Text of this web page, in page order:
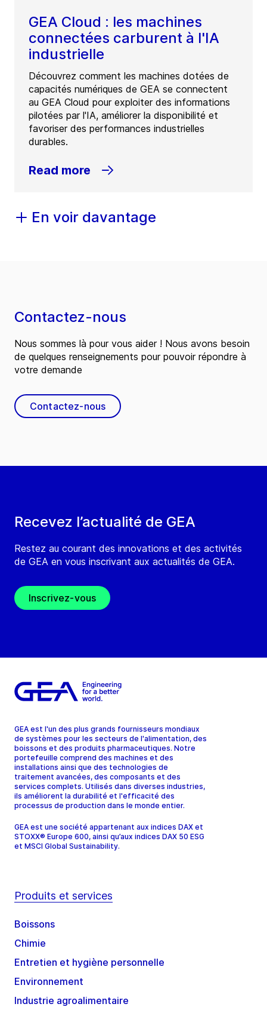
GEA Cloud : les machines
connectées carburent à l'IA
industrielle
Découvrez comment les machines dotées de
capacités numériques de GEA se connectent
au GEA Cloud pour exploiter des informations
pilotées par l'IA, améliorer la disponibilité et
favoriser des performances industrielles
durables.
Read more
En voir davantage
Recevez l’actualité de GEA
Restez au courant des innovations et des activités
de GEA en vous inscrivant aux actualités de GEA.
Inscrivez-vous
Contactez-nous
Nous sommes là pour vous aider ! Nous avons besoin
de quelques renseignements pour pouvoir répondre à
votre demande
Contactez-nous
GEA est l'un des plus grands fournisseurs mondiaux
de systèmes pour les secteurs de l'alimentation, des
boissons et des produits pharmaceutiques. Notre
portefeuille comprend des machines et des
installations ainsi que des technologies de
traitement avancées, des composants et des
services complets. Utilisés dans diverses industries,
ils améliorent la durabilité et l'efficacité des
processus de production dans le monde entier.
GEA est une société appartenant aux indices DAX et
STOXX® Europe 600, ainsi qu’aux indices DAX 50 ESG
et MSCI Global Sustainability.
Produits et services
Boissons
Chimie
Entretien et hygiène personnelle
Environnement
Industrie agroalimentaire